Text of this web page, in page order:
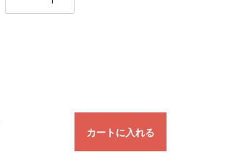
カートに入れる